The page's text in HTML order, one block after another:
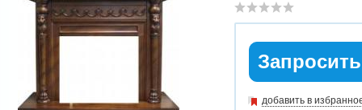
добавить в